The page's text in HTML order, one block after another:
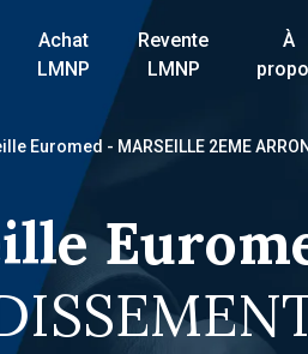
Achat
LMNP
Revente
LMNP
À
Euromed - MARSEILLE 2EME